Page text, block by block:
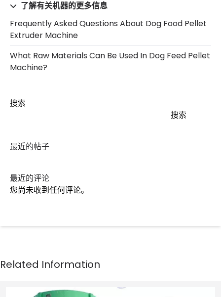
了解有关机器的更多信息
Frequently Asked Questions About Dog Food Pellet
Extruder Machine
What Raw Materials Can Be Used In Dog Feed Pellet
Machine?
搜索
搜索
最近的帖子
最近的评论
您尚未收到任何评论。